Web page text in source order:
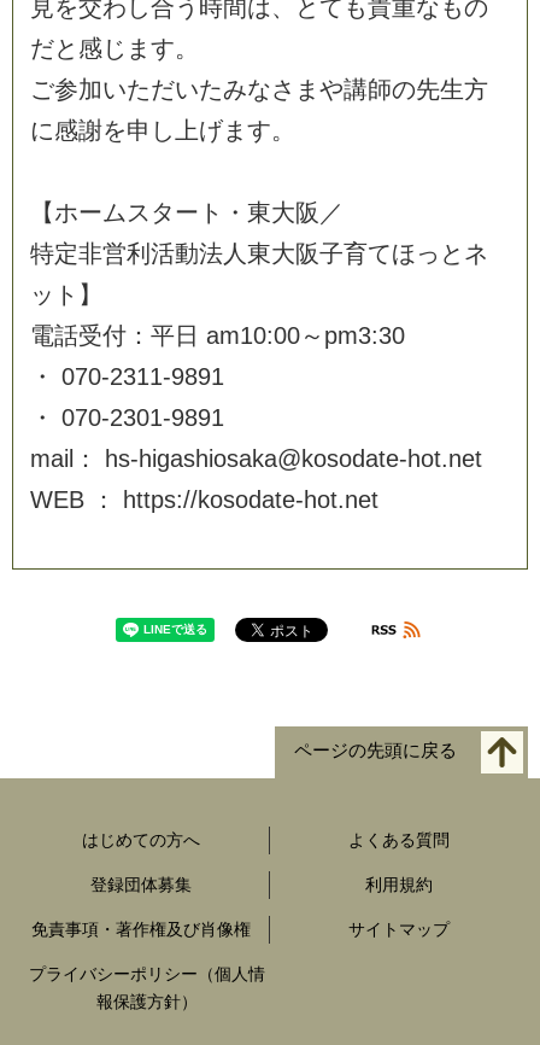
見を交わ し合う 時間は、 と て も貴重なもの
だと 感 じ ま す。
ご参加いただいたみなさ ま や講師の先生方
に感謝を申 し 上げま す。
【ホーム ス ター ト ・ 東大阪 ／
特定非営利 活動法人東大阪子育てほ っ と ネ
ッ ト 】
電話受付 ： 平日 am10:00～ pm3:30
・
070-2311-9891
・
070-2301-9891
mai ： hs-higashiosaka@kosodate-hot.net
WEB ： https://kosodate-hot.net
ページの先頭に戻る
はじめての方へ よくある質問
登録団体募集 利用規約
免責事項・著作権及び肖像権 サイトマップ
プライバシーポリシー（個人情
報保護方針）